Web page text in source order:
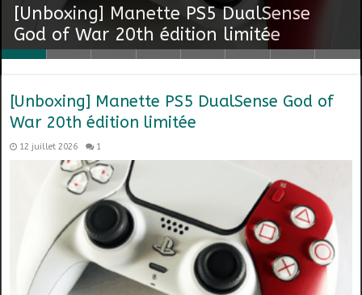
[Unboxing] Manette PS5 DualSense
God of War 20th édition limitée
[Pré-co] Rayman Legends Retold
Launch Edition
[Test] Saros – PS5
[PS5] Trophée Platine : Ghost of Yotei
#13
Mes derniers achats #1
[Unboxing] Manette PS5 DualSense
Astro Bot Joyful édition limitée
[PS5] Trophée Platine : Spider-Man 2
#12
[PS5] Trophée Platine : Puzzle Journey
#11
[Unboxing] Manette PS5 DualSense God of
War 20th édition limitée
12 juillet 2026 1